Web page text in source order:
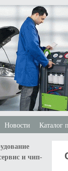
Новости Каталог
и чип-